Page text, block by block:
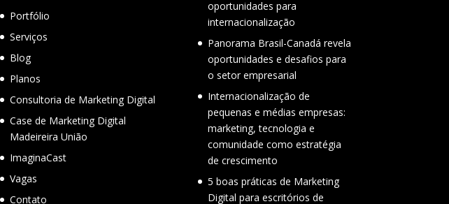
Portfólio
Serviços
Blog
Planos
Consultoria de Marketing Digital
Case de Marketing Digital
Madeireira União
ImaginaCast
Vagas
Contato
oportunidades para
internacionalização
Panorama Brasil-Canadá revela
oportunidades e desafios para
o setor empresarial
Internacionalização de
pequenas e médias empresas:
marketing, tecnologia e
comunidade como estratégia
de crescimento
5 boas práticas de Marketing
Digital para escritórios de